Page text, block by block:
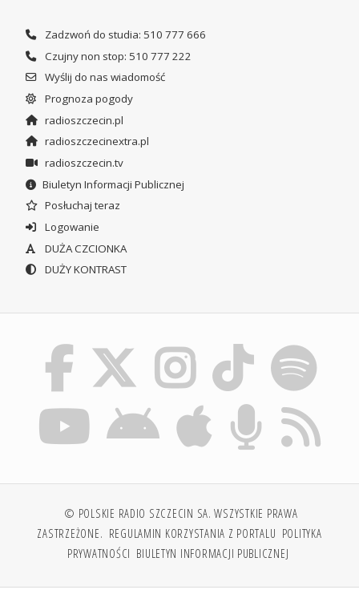
Zadzwoń do studia: 510 777 666
Czujny non stop: 510 777 222
Wyślij do nas wiadomość
Prognoza pogody
radioszczecin.pl
radioszczecinextra.pl
radioszczecin.tv
Biuletyn Informacji Publicznej
Posłuchaj teraz
Logowanie
DUŻA CZCIONKA
DUŻY KONTRAST
© POLSKIE RADIO SZCZECIN SA. WSZYSTKIE PRAWA
ZASTRZEŻONE. REGULAMIN KORZYSTANIA Z PORTALU POLITYKA
PRYWATNOŚCI BIULETYN INFORMACJI PUBLICZNEJ